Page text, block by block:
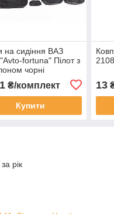
на сидіння ВАЗ
fortuna" Пілот з
чорні
₴/комплект
Купити
13
рік